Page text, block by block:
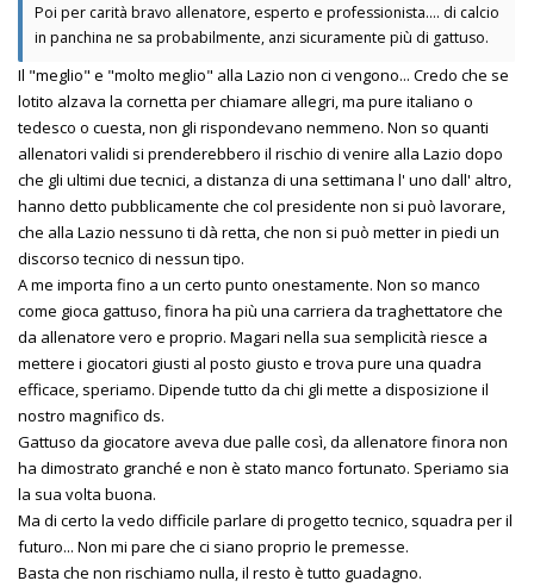
Poi per carità bravo allenatore, esperto e professionista.... di calcio
in panchina ne sa probabilmente, anzi sicuramente più di gattuso.
Il "meglio" e "molto meglio" alla Lazio non ci vengono... Credo che se
lotito alzava la cornetta per chiamare allegri, ma pure italiano o
tedesco o cuesta, non gli rispondevano nemmeno. Non so quanti
allenatori validi si prenderebbero il rischio di venire alla Lazio dopo
che gli ultimi due tecnici, a distanza di una settimana l' uno dall' altro,
hanno detto pubblicamente che col presidente non si può lavorare,
che alla Lazio nessuno ti dà retta, che non si può metter in piedi un
discorso tecnico di nessun tipo.
A me importa fino a un certo punto onestamente. Non so manco
come gioca gattuso, finora ha più una carriera da traghettatore che
da allenatore vero e proprio. Magari nella sua semplicità riesce a
mettere i giocatori giusti al posto giusto e trova pure una quadra
efficace, speriamo. Dipende tutto da chi gli mette a disposizione il
nostro magnifico ds.
Gattuso da giocatore aveva due palle così, da allenatore finora non
ha dimostrato granché e non è stato manco fortunato. Speriamo sia
la sua volta buona.
Ma di certo la vedo difficile parlare di progetto tecnico, squadra per il
futuro... Non mi pare che ci siano proprio le premesse.
Basta che non rischiamo nulla, il resto è tutto guadagno.